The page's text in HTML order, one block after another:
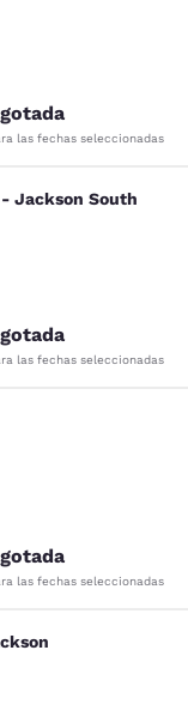
Muy bueno. 862 reseñas
las fechas seleccionadas
Jackson
Jackson South
Bueno. 39 reseñas
las fechas seleccionadas
las fechas seleccionadas
Bueno. 656 reseñas